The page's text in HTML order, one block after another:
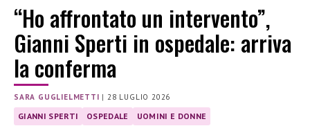
“Ho affrontato un intervento”,
Gianni Sperti in ospedale: arriva
la conferma
SARA GUGLIELMETTI |28 LUGLIO 2026
GIANNI SPERTI OSPEDALE UOMINI E DONNE